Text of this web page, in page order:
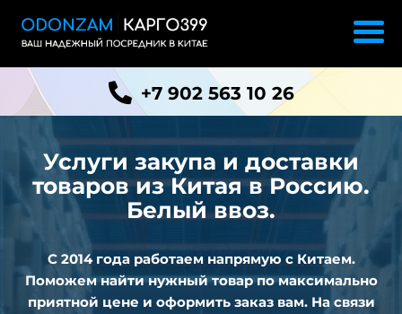
+7 902 563 10 26
Услуги закупа и доставки
товаров из Китая в Россию.
Белый ввоз.
С 2014 года работаем напрямую с Китаем.
Поможем найти нужный товар по максимально
приятной цене и оформить заказ вам. На связи